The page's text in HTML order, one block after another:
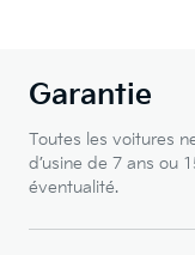
Garantie
Toutes les voitures
d’usine de 7 ans ou
éventualité.